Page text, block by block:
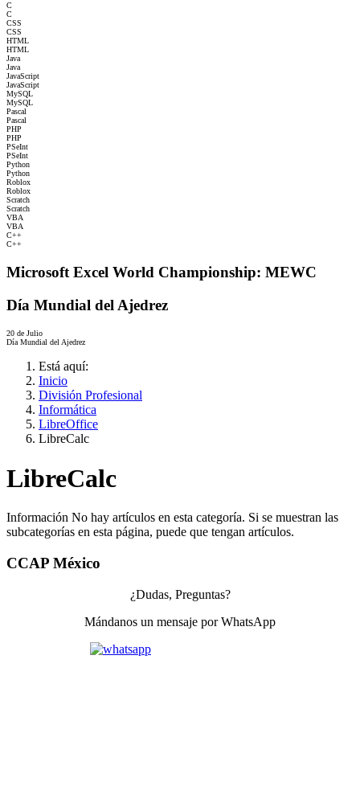
C
C
CSS
CSS
HTML
HTML
Java
Java
JavaScript
JavaScript
MySQL
MySQL
Pascal
Pascal
PHP
PHP
PSeInt
PSeInt
Python
Python
Roblox
Roblox
Scratch
Scratch
VBA
VBA
C++
C++
Microsoft Excel World Championship: MEWC
Día Mundial del Ajedrez
20 de Julio
Día Mundial del Ajedrez
Está aquí:
Inicio
División Profesional
Informática
LibreOffice
LibreCalc
LibreCalc
Información No hay artículos en esta categoría. Si se muestran las
subcategorías en esta página, puede que tengan artículos.
CCAP México
¿Dudas, Preguntas?
Mándanos un mensaje por WhatsApp